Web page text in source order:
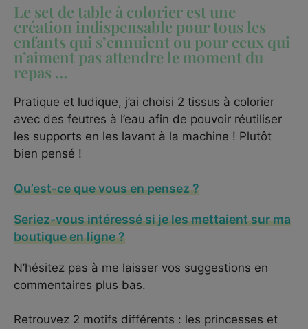
Le set de table à colorier est une
création indispensable pour tous les
enfants qui s’ennuient ou pour ceux qui
n’aiment pas attendre le moment du
repas …
Pratique et ludique, j’ai choisi 2 tissus à colorier
avec des feutres à l’eau afin de pouvoir réutiliser
les supports en les lavant à la machine ! Plutôt
bien pensé !
Qu’est-ce que vous en pensez ?
Seriez-vous intéressé si je les mettaient sur ma
boutique en ligne ?
N’hésitez pas à me laisser vos suggestions en
commentaires plus bas.
Retrouvez 2 motifs différents : les princesses et